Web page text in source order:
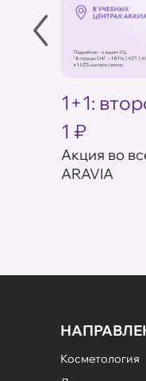
1+1:
1 ₽
Акция во
ARAVIA
Косметология